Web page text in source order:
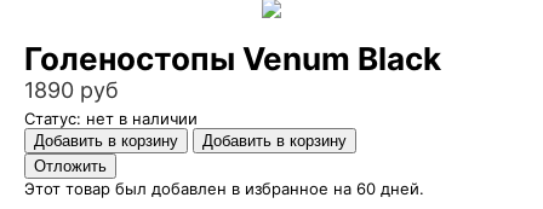
Голеностопы Venum Black
1890 руб
Статус: нет в наличии
Этот товар был добавлен в избранное на 60 дней.